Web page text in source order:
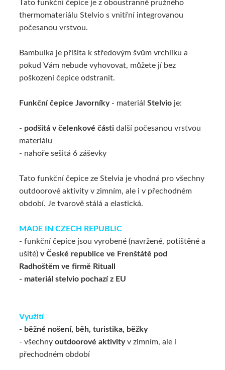
thermomateriálu Stelvio s vnitřní integrovanou
počesanou vrstvou.
Bambulka je přišita k středovým švům vrchlíku a
pokud Vám nebude vyhovovat, můžete jí bez
poškození čepice odstranit.
Funkční čepice Javorníky- materiál Stelvio je:
- podšitá v čelenkové částidalší počesanou vrstvou
materiálu
- nahoře sešitá 6 záševky
Tato funkční čepice ze Stelvia je vhodná pro všechny
outdoorové aktivity v zimním, ale i v přechodném
období. Je tvarově stálá a elastická.
MADE IN CZECH REPUBLIC
- funkční čepice jsou vyrobené (navržené, potištěné a
ušité) v České republice ve Frenštátě pod
Radhoštěm ve firmě Rituall
- materiál stelvio pochazí z EU
Využití
- běžné nošení, běh, turistika, běžky
- všechnyoutdoorové aktivityv zimním, ale i
přechodném období